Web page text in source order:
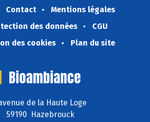
Contact
Mentions légales
des données
CGU
des cookies
Plan du site
Bioambiance
de la Haute Loge
59190 Hazebrouck